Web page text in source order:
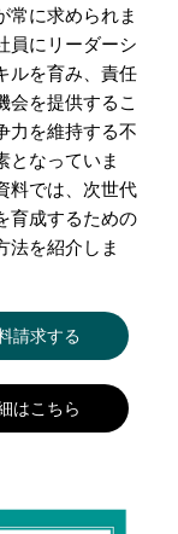
常に求められま
員にリーダーシ
ルを育み、責任
会を提供するこ
力を維持する不
となっていま
料では、次世代
育成するための
法を紹介しま
請求する
はこちら